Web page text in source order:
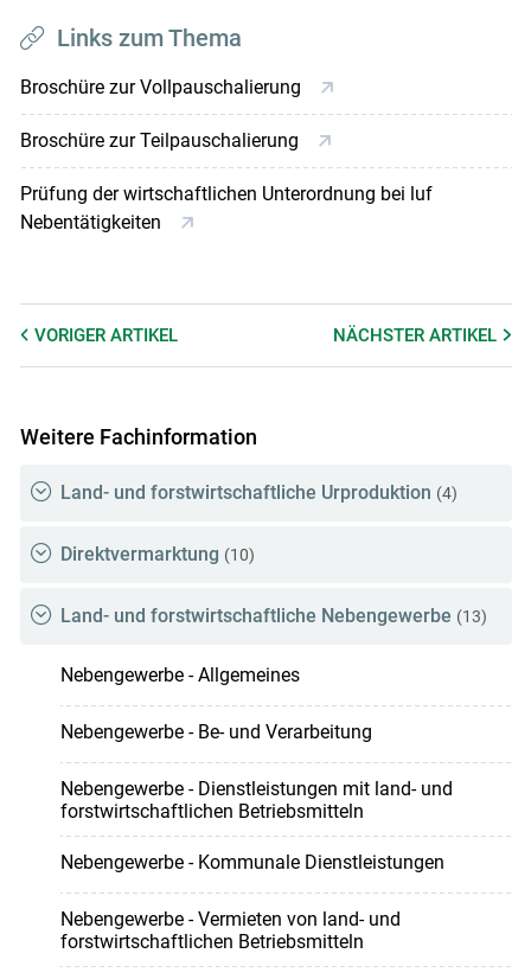
Links zum Thema
Broschüre zur Vollpauschalierung
Broschüre zur Teilpauschalierung
Prüfung der wirtschaftlichen Unterordnung bei luf
Nebentätigkeiten
VORIGER ARTIKEL NÄCHSTERARTIKEL
Weitere Fachinformation
Land- und forstwirtschaftliche Urproduktion (4)
Direktvermarktung (10)
Land- und forstwirtschaftliche Nebengewerbe (13)
Nebengewerbe - Allgemeines
Nebengewerbe - Be- und Verarbeitung
Nebengewerbe - Dienstleistungen mit land- und
forstwirtschaftlichen Betriebsmitteln
Nebengewerbe - Kommunale Dienstleistungen
Nebengewerbe - Vermieten von land- und
forstwirtschaftlichen Betriebsmitteln